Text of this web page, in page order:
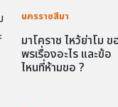
นครราชสีมา
มาโคราช ไหว้ย่าโม ข
พรเรื่องอะไร และข้อ
ไหนที่ห้ามขอ ?